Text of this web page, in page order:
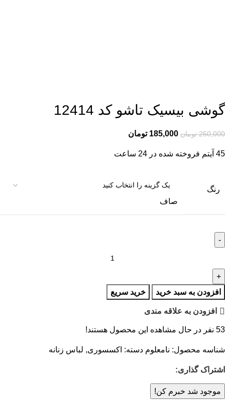
گوشی بیسیک تاشو کد 12414
250,000 تومان 185,000 تومان
45 آیتم فروخته شده در 24 ساعت
رنگ
صاف
افزودن به سبد خرید خرید سریع
افزودن به علاقه مندی
53 نفر در حال مشاهده این محصول هستند!
شناسه محصول: نامعلوم دسته: اکسسوری, لباس زنانه
اشتراک گذاری:
موجود شد خبرم کن!